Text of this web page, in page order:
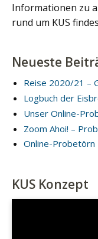
Informationen zu
rund um KUS
Neueste
Reise 2020/21 –
Logbuch der
Unser Online-
Zoom Ahoi! –
Online-Probetörn
KUS Konzept